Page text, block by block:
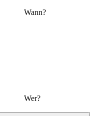
Wann?
Wer?